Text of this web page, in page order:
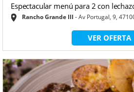
Espectacular menú para 2 con
Rancho Grande III Av Portugal, 9,
VER OFERTA